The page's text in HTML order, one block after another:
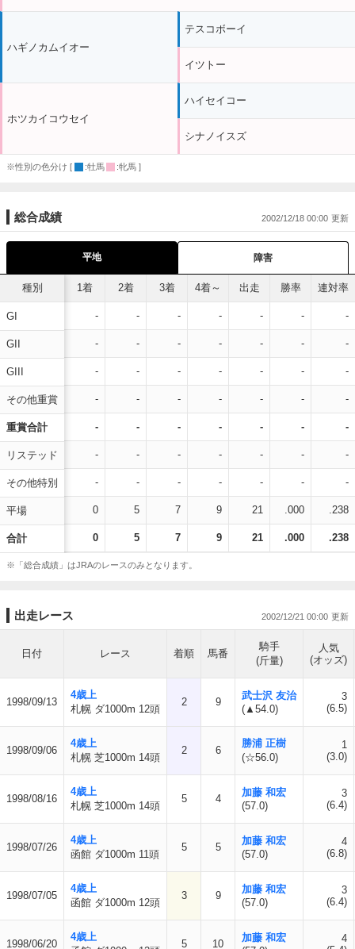
ハギノカムイオー
ホツカイコウセイ
テスコボーイ
イツトー
ハイセイコー
シナノイスズ
※性別の色分け [ :牡馬 :牝馬 ]
総合成績 2002/12/18 00:00
平地 障害
種別
GI
GII
GIII
その他重賞
重賞合計
リステッド
その他特別
平場
合計
1着 2着 3着 4着～ 出走 勝率 連対率
- - - - - - -
- - - - - - -
- - - - - - -
- - - - - - -
- - - - - - -
- - - - - - -
- - - - - - -
0 5 7 9 21 .000 .238
0 5 7 9 21 .000 .238
※「総合成績」はJRAのレースのみとなります。
出走レース 2002/12/21 00:00
日付 レース 着順 馬番
騎手
(斤量)
人気
(オッズ)
1998/09/13
4歳上
札幌 ダ1000m 12頭
2 9
武士沢 友治
(▲54.0)
3
(6.5)
1998/09/06
4歳上
札幌 芝1000m 14頭
2 6
勝浦 正樹
(☆56.0)
1
(3.0)
1998/08/16
4歳上
札幌 芝1000m 14頭
5 4
加藤 和宏
(57.0)
3
(6.4)
1998/07/26
4歳上
函館 ダ1000m 11頭
5 5
加藤 和宏
(57.0)
4
(6.8)
1998/07/05
4歳上
函館 ダ1000m 12頭
3 9
加藤 和宏
(57.0)
3
(6.4)
1998/06/20
4歳上
5 10
加藤 和宏
4